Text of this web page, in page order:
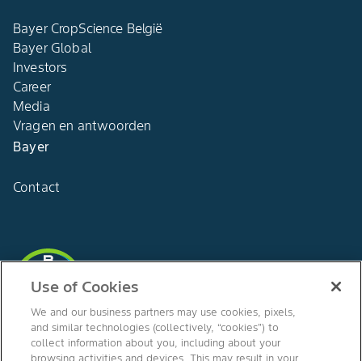
Bayer CropScience België​
Bayer Global
Investors
Career
Media
Vragen en antwoorden​
Bayer
Contact
België
Use of Cookies
We and our business partners may use cookies, pixels,
and similar technologies (collectively, “cookies”) to
collect information about you, including about your
browsing activities and devices. This may result in your